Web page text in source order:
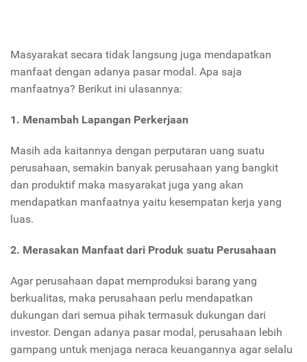
Masyarakat secara tidak langsung juga mendapatkan
manfaat dengan adanya pasar modal. Apa saja
manfaatnya? Berikut ini ulasannya:
1. Menambah Lapangan Perkerjaan
Masih ada kaitannya dengan perputaran uang suatu
perusahaan, semakin banyak perusahaan yang bangkit
dan produktif maka masyarakat juga yang akan
mendapatkan manfaatnya yaitu kesempatan kerja yang
luas.
2. Merasakan Manfaat dari Produk suatu Perusahaan
Agar perusahaan dapat memproduksi barang yang
berkualitas, maka perusahaan perlu mendapatkan
dukungan dari semua pihak termasuk dukungan dari
investor. Dengan adanya pasar modal, perusahaan lebih
gampang untuk menjaga neraca keuangannya agar selalu